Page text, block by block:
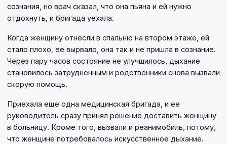
сознания, но врач сказал, что она пьяна и ей нужно
отдохнуть, и бригада уехала.
Когда женщину отнесли в спальню на втором этаже, ей
стало плохо, ее вырвало, она так и не пришла в сознание.
Через пару часов состояние не улучшилось, дыхание
становилось затрудненным и родственники снова вызвали
скорую помощь.
Приехала еще одна медицинская бригада, и ее
руководитель сразу принял решение доставить женщину
в больницу. Кроме того, вызвали и реанимобиль, потому,
что женщине потребовалось искусственное дыхание.